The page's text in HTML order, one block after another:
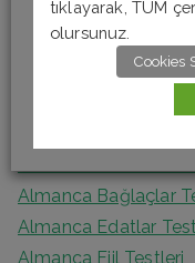
Almanca Okuma
Almanca Bağlaçlar
Almanca Edatlar
Almanca Fiil Testleri
tıklayarak, TÜM
olursunuz.
Cookies